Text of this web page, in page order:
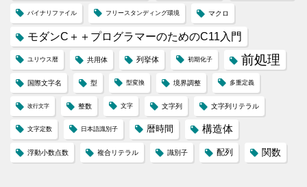
バイナリファイル フリースタンディング環境 マクロ
モダンC＋＋プログラマーのためのC11入門
ユリウス暦 共用体 列挙体 初期化子 前処理
国際文字名 型 型変換 境界調整 多重定義
改行文字 整数 文字 文字列 文字列リテラル
文字定数 日本語識別子 暦時間 構造体
浮動小数点数 複合リテラル 識別子 配列 関数